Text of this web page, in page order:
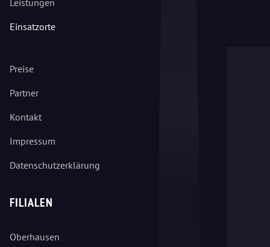
Einsatzorte
Preise
Partner
Kontakt
Impressum
Datenschutzerklärung
FILIALEN
Oberhausen